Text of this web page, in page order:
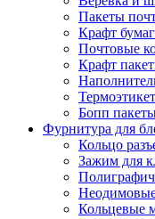
Пакеты
Крафт
Почтовые
Крафт
Бопп
Фурнитура для
Кольцо
Зажим для
Кольцевые